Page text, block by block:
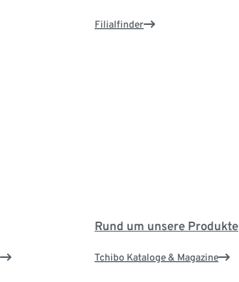
Filialfinder
Rund um unsere Produkte
Tchibo Kataloge & Magazine